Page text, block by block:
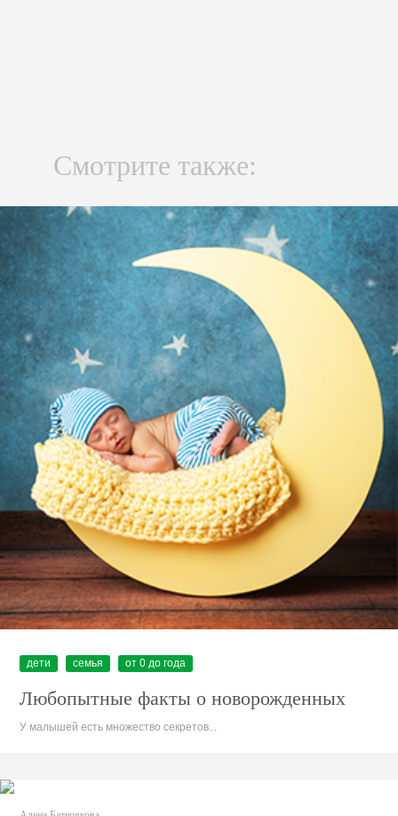
Смотрите также:
дети семья от 0 до года
Любопытные факты о новорожденных
У малышей есть множество секретов...